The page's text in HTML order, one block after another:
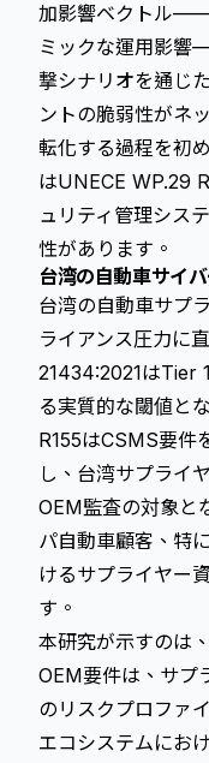
加影響ベクトル——
ミックな運用影響
撃シナリオを通じ
ントの脆弱性がネ
転化する過程を初
はUNECE WP.29
ュリティ管理シス
性があります。
台湾の自動車サイ
台湾の自動車サプ
ライアンス圧力に
21434:2021はTier
る実質的な閾値と
R155はCSMS要件
し、台湾サプライ
OEM監査の対象と
パ自動車顧客、特
けるサプライヤー
す。
本研究が示すのは
OEM要件は、サプ
のリスクプロファ
エコシステムにお